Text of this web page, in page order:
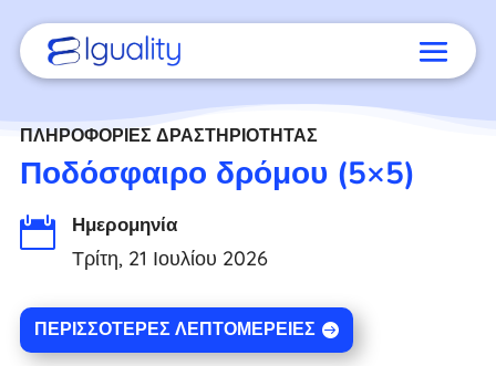
ΠΛΗΡΟΦΟΡΊΕΣ ΔΡΑΣΤΗΡΙΌΤΗΤΑΣ
Ποδόσφαιρο δρόμου (5×5)

Ημερομηνία
Τρίτη, 21 Ιουλίου 2026
ΠΕΡΙΣΣΌΤΕΡΕΣ ΛΕΠΤΟΜΈΡΕΙΕΣ